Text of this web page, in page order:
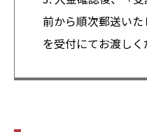
前から順次郵送いた
を受付にてお渡しく